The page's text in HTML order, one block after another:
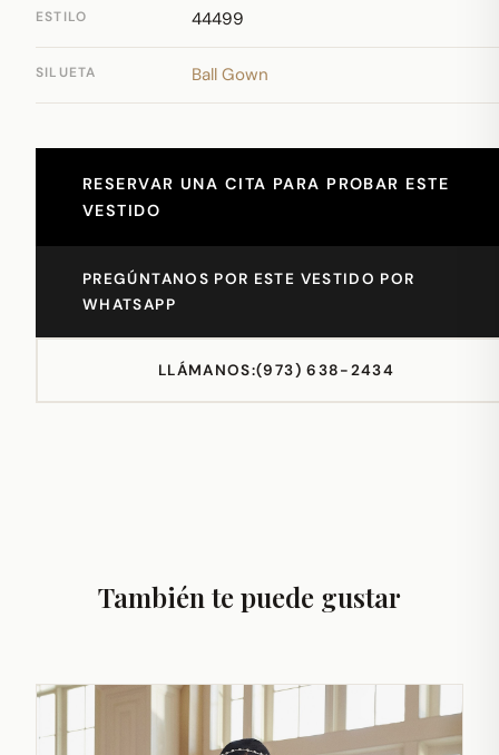
ESTILO 44499
SILUETA Ball Gown
RESERVAR UNA CITA PARA PROBAR ESTE
VESTIDO
PREGÚNTANOS POR ESTE VESTIDO POR
WHATSAPP
LLÁMANOS:(973) 638-2434
También te puede gustar